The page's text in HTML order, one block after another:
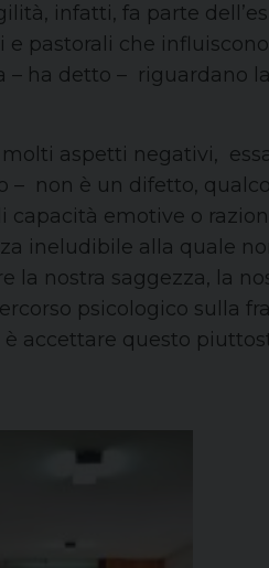
infatti, fa parte
pastorali che
ha detto – riguardano
aspetti negativi,
– non è un difetto,
emotive o
ineludibile alla quale
nostra saggezza, la
psicologico sulla
accettare questo